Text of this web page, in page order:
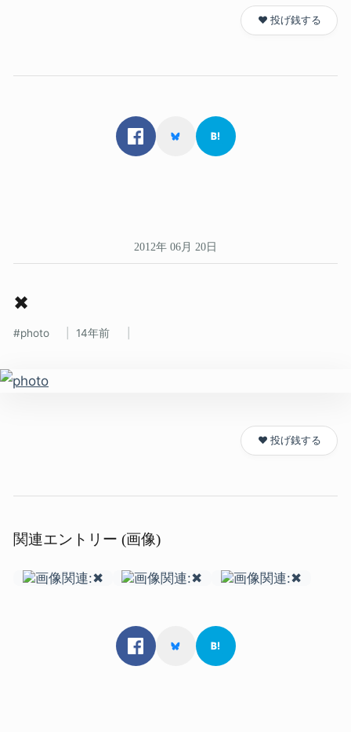
❤️ 投げ銭する
2012年 06月 20日
✖
photo 14年前
❤️ 投げ銭する
関連エントリー (画像)